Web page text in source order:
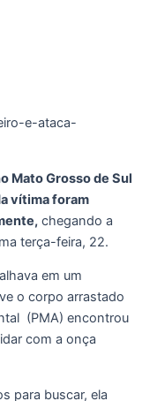
Mato Grosso de Sul
vítima foram
chegando a
terça-feira, 22.
em um
o corpo arrastado
(PMA) encontrou
com a onça
para buscar, ela